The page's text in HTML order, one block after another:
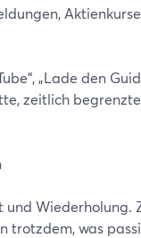
„Lade den
zeitlich
Wiederholung.
trotzdem, was